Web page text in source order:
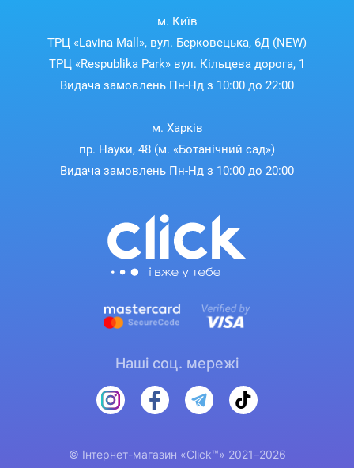
м. Київ
ТРЦ «Lavina Mall», вул. Берковецька, 6Д (NEW)
ТРЦ «Respublika Park» вул. Кільцева дорога, 1
Видача замовлень Пн-Нд з 10:00 до 22:00
м. Харків
пр. Науки, 48 (м. «Ботанічний сад»)
Видача замовлень Пн-Нд з 10:00 до 20:00
Наші соц. мережі
© Інтернет-магазин «Click™» 2021–2026